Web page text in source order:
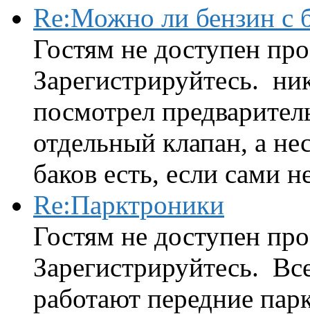
Re:Можно ли бензин с
Гостям не доступен
Зарегистрируйтесь.
посмотрел
отдельный клапан, а
баков есть, если сами
Re:Парктроники
Гостям не доступен
Зарегистрируйтесь.
работают передние